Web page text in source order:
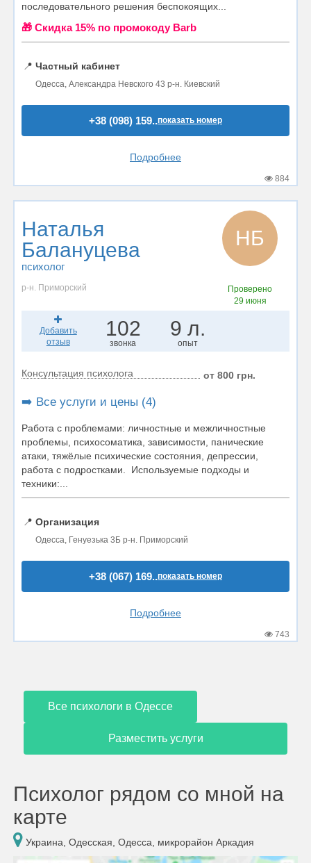
последовательного решения беспокоящих...
🎁 Cкидка 15% по промокоду Barb
📍 Частный кабинет
Одесса, Александра Невского 43 р-н. Киевский
+38 (098) 159..показать номер
Подробнее
884
Наталья
Балануцева
психолог
НБ
р-н. Приморский
Проверено
29 июня
Добавить
отзыв
102
звонка
9 л.
опыт
Консультация психолога от 800 грн.
➡️ Все услуги и цены (4)
Работа с проблемами: личностные и межличностные
проблемы, психосоматика, зависимости, панические
атаки, тяжёлые психические состояния, депрессии,
работа с подростками. Используемые подходы и
техники:...
📍 Организация
Одесса, Генуезька 3Б р-н. Приморский
+38 (067) 169..показать номер
Подробнее
743
Все психологи в Одессе
Разместить услуги
Психолог рядом со мной на
карте
Украина, Одесская, Одесса, микрорайон Аркадия